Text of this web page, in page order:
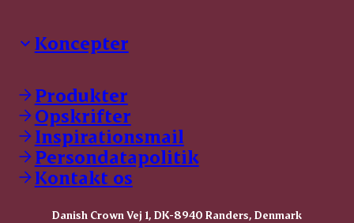
Koncepter
Dyrbar
GØL
Tulip
Friland
Dansk Kødkvæg
STOLT
Dansk Kalv
KOMBI Hak
Produkter
Opskrifter
Inspirationsmail
Persondatapolitik
Kontakt os
Danish Crown Vej 1, DK-8940 Randers, Denmark